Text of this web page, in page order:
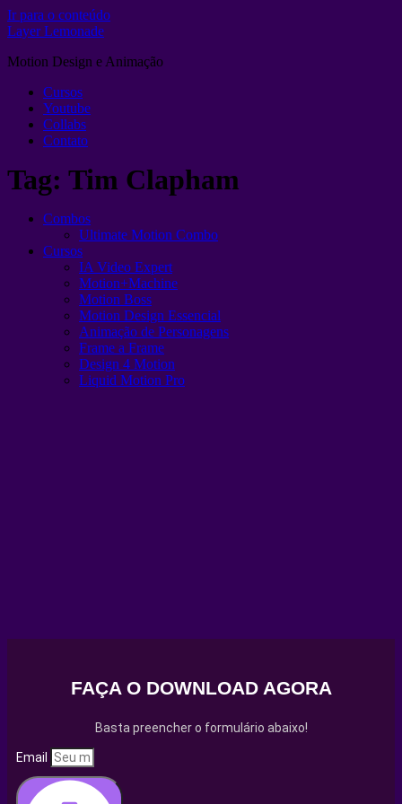
Ir para o conteúdo
Layer Lemonade
Motion Design e Animação
Cursos
Youtube
Collabs
Contato
Tag: Tim Clapham
Combos
Ultimate Motion Combo
Cursos
IA Video Expert
Motion+Machine
Motion Boss
Motion Design Essencial
Animação de Personagens
Frame a Frame
Design 4 Motion
Liquid Motion Pro
FAÇA O DOWNLOAD AGORA
Basta preencher o formulário abaixo!
Email